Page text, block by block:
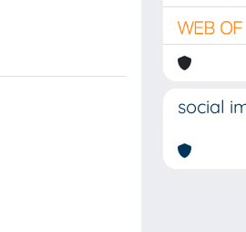
social